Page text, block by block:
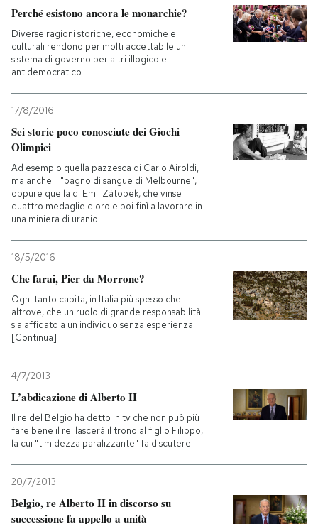
Perché esistono ancora le monarchie?
Diverse ragioni storiche, economiche e
culturali rendono per molti accettabile un
sistema di governo per altri illogico e
antidemocratico
17/8/2016
Sei storie poco conosciute dei Giochi
Olimpici
Ad esempio quella pazzesca di Carlo Airoldi,
ma anche il "bagno di sangue di Melbourne",
oppure quella di Emil Zátopek, che vinse
quattro medaglie d'oro e poi finì a lavorare in
una miniera di uranio
18/5/2016
Che farai, Pier da Morrone?
Ogni tanto capita, in Italia più spesso che
altrove, che un ruolo di grande responsabilità
sia affidato a un individuo senza esperienza
[Continua]
4/7/2013
L’abdicazione di Alberto II
Il re del Belgio ha detto in tv che non può più
fare bene il re: lascerà il trono al figlio Filippo,
la cui "timidezza paralizzante" fa discutere
20/7/2013
Belgio, re Alberto II in discorso su
successione fa appello a unità